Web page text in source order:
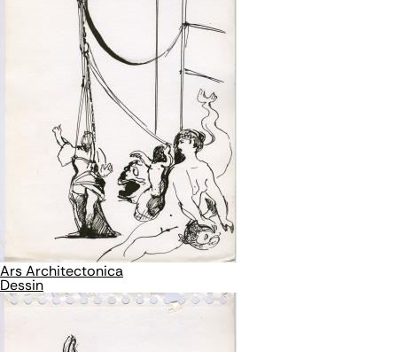
Ars Architectonica
Dessin